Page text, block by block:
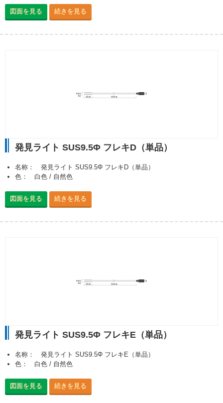
図面を見る 続きを見る
発見ライト SUS9.5Φ フレキD（単品）
名称： 発見ライト SUS9.5Φ フレキD（単品）
色： 白色 / 自然色
図面を見る 続きを見る
発見ライト SUS9.5Φ フレキE（単品）
名称： 発見ライト SUS9.5Φ フレキE（単品）
色： 白色 / 自然色
図面を見る 続きを見る